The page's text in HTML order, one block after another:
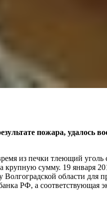
пожара, удалось
из печки тлеющий
сумму. 19 января
области для
РФ, а соответствующая